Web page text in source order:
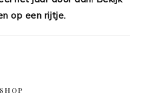
op een rijtje.